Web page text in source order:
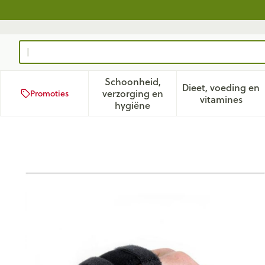
Product, merk, categorie...
Promoties
Schoonheid,
verzorging en
hygiëneToon submenu voor
Dieet, voeding en
vitamines
Toon
Rafys Vingerspalk